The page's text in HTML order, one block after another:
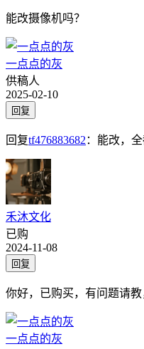
能改摄像机吗？
一点点的灰
供稿人
2025-02-10
回复
回复tf476883682 ： 能改，
禾沐文化
已购
2024-11-08
回复
你好，已购买，有问题请
一点点的灰